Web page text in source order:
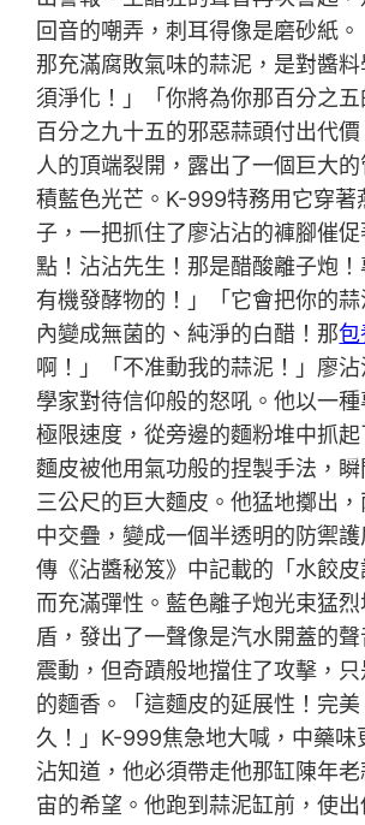
回音的嘲弄，刺耳得像是磨砂紙
那充滿腐敗氣味的蒜泥，是對醬
須淨化！」「你將為你那百分之
百分之九十五的邪惡蒜頭付出代
人的頂端裂開，露出了一個巨大
積藍色光芒。K-999特務用它穿著
子，一把抓住了廖沾沾的褲腳催
點！沾沾先生！那是醋酸離子炮
有機發酵物的！」「它會把你的
內變成無菌的、純淨的白醋！那
啊！」「不准動我的蒜泥！」廖
學家對待信仰般的怒吼。他以一
極限速度，從旁邊的麵粉堆中抓起
麵皮被他用氣功般的捏製手法，
三公尺的巨大麵皮。他猛地擲出
中交疊，變成一個半透明的防禦
傳《沾醬秘笈》中記載的「水餃
而充滿彈性。藍色離子炮光束猛
盾，發出了一聲像是汽水開蓋的
震動，但奇蹟般地擋住了攻擊，
的麵香。「這麵皮的延展性！完
久！」K-999焦急地大喊，中藥味
沾知道，他必須帶走他那缸陳年
宙的希望。他跑到蒜泥缸前，使